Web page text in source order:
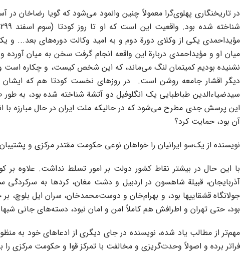
مؤیداحمدی یکی از وکلای دورة دوم و به امید وکالت دوره‌های بعد...
میان او و مؤیداحمدی دربارة این واقعه انجام گرفت سخن به میان
نشنیده بودیم کمیتمان لنگ می‌ماند، که این شخص کیست، و چکاره است و
دیگر اقشار جامعه روشن است. در روزهای نخست کودتا هم که ایشان
سیدضیاءالدین طباطبایی یک انگلوفیل دو آتشة شناخته شده بود، به
آن بود، حمایت کرد؟
نویسنده از یک‌سو ایرانیان را خواهان نوعی حکومت مقتدر مرکزی و
با این حال در بیشتر نقاط کشور دولت بر امور تسلط نداشت. علاوه بر
آذربایجان، قبیلة شاهسون در اردبیل و دشت مغان، کردها به سرکردگی
جولانگاه قشقاییها بود، و بهرام‌خان و دوست‌محمدخان، سران ایل بلوچ،
بود، حتی تهران و اطرافش هم کاملاً امن و امان نبود، دسته‌های جانی شبها
مهم‌تر از مطالب یاد شده، نویسنده در جای دیگری از ادعاهای خود به
فراتر برده و اصولاً وحدت‌گریزی و مخالفت با تمرکز قوا و حکومت مرکزی